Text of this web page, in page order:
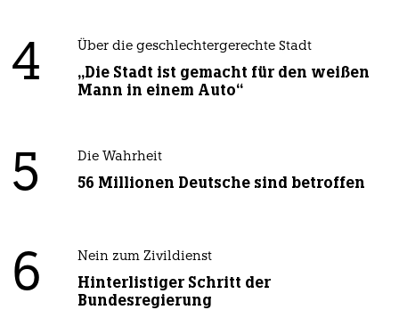
4 Über die geschlechtergerechte Stadt
„Die Stadt ist gemacht für den weißen
Mann in einem Auto“
5 Die Wahrheit
56 Millionen Deutsche sind betroffen
6 Nein zum Zivildienst
Hinterlistiger Schritt der
Bundesregierung